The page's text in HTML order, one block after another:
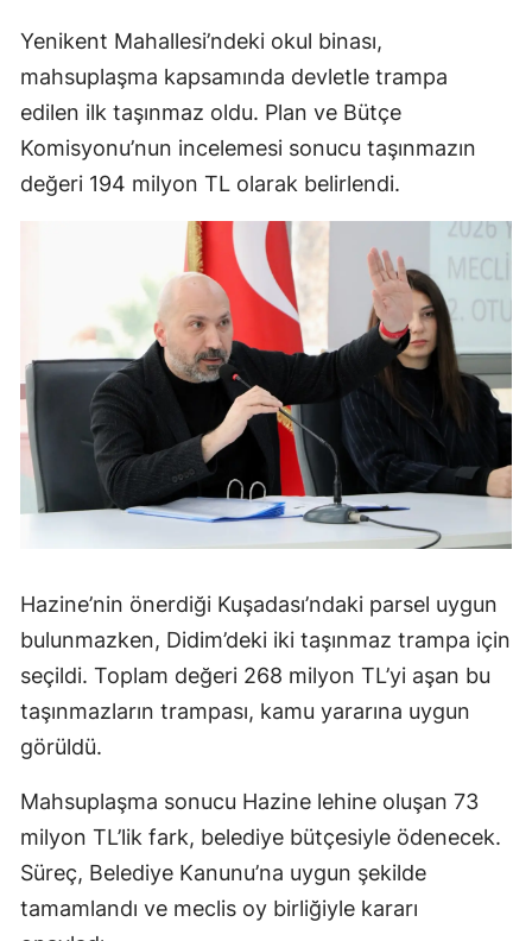
Yenikent Mahallesi’ndeki okul binası,
mahsuplaşma kapsamında devletle trampa
edilen ilk taşınmaz oldu. Plan ve Bütçe
Komisyonu’nun incelemesi sonucu taşınmazın
değeri 194 milyon TL olarak belirlendi.
Hazine’nin önerdiği Kuşadası’ndaki parsel uygun
bulunmazken, Didim’deki iki taşınmaz trampa için
seçildi. Toplam değeri 268 milyon TL’yi aşan bu
taşınmazların trampası, kamu yararına uygun
görüldü.
Mahsuplaşma sonucu Hazine lehine oluşan 73
milyon TL’lik fark, belediye bütçesiyle ödenecek.
Süreç, Belediye Kanunu’na uygun şekilde
tamamlandı ve meclis oy birliğiyle kararı